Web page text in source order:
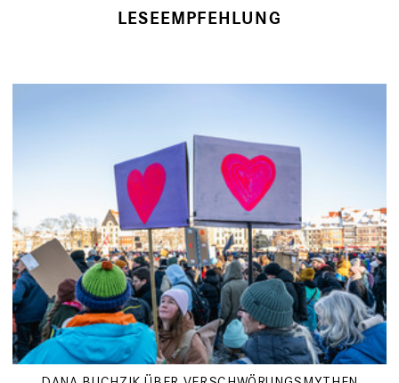
LESEEMPFEHLUNG